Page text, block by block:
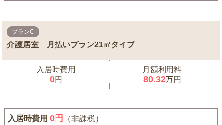
プランC
介護居室 月払いプラン21㎡タイプ
入居時費用
0円
月額利用料
80.32万円
入居時費用0 円 （非課税）